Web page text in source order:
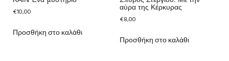
€10,00
Προσθήκη στο καλάθι
αύρα της Κέρκυρας
€8,00
Προσθήκη στο καλάθι